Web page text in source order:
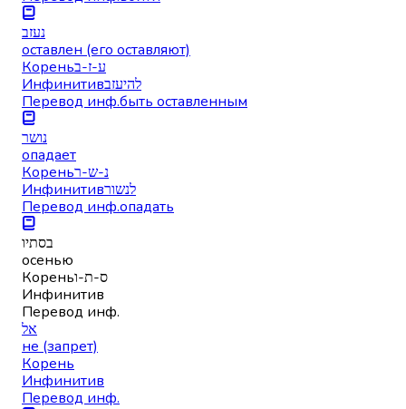
נעזב
оставлен (его оставляют)
Кореньע-ז-ב
Инфинитивלהיעזב
Перевод инф.быть оставленным
נושר
опадает
Кореньנ-ש-ר
Инфинитивלנשור
Перевод инф.опадать
בסתיו
осенью
Кореньס-ת-ו
Инфинитив
Перевод инф.
אל
не (запрет)
Корень
Инфинитив
Перевод инф.